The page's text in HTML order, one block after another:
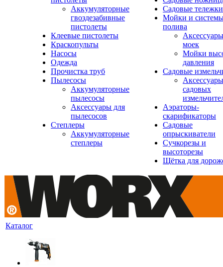
Аккумуляторные
гвоздезабивные
пистолеты
Клеевые пистолеты
Краскопульты
Насосы
Одежда
Прочистка труб
Пылесосы
Аккумуляторные
пылесосы
Аксессуары для
пылесосов
Степлеры
Аккумуляторные
степлеры
Садовые тележки
Мойки и
полива
моек
Мойки
давления
Садовые
садовых
Аэраторы-
скарификаторы
Садовые
опрыскиватели
Сучкорезы и
высоторезы
Щётка для
Каталог